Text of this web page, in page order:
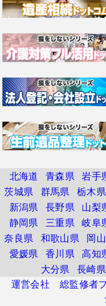
北海道 青森県 岩手
茨城県 群馬県 栃木県
新潟県 長野県 山梨
静岡県 三重県 岐阜
奈良県 和歌山県 岡
愛媛県 香川県 高知
大分県 長崎県
運営会社
総監修者